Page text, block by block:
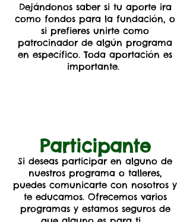
Dejándonos saber si tu aporte ira
como fondos para la fundación, o
si prefieres unirte como
patrocinador de algún programa
en específico. Toda aportación es
importante.
Participante
Si deseas participar en alguno de
nuestros programa o talleres,
puedes comunicarte con nosotros y
te educamos. Ofrecemos varios
programas y estamos seguros de